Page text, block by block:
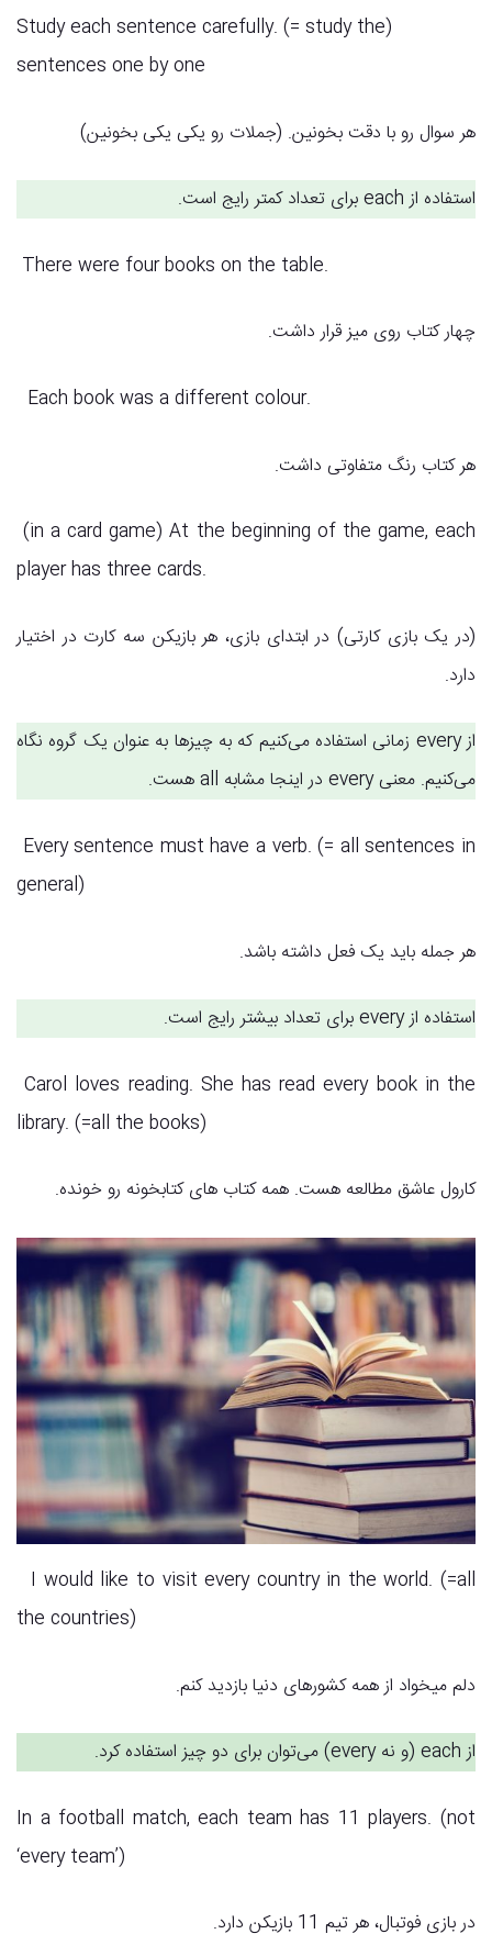
(Study each sentence carefully. (= study the
sentences one by one
هر سوال رو با دقت بخونین. (جملات رو یکی یکی بخونین)
استفاده از each برای تعداد کمتر رایج‌ است.
There were four books on the table.
چهار کتاب روی میز قرار داشت.
Each book was a different colour.
هر کتاب رنگ متفاوتی داشت.
(in a card game) At the beginning of the game, each
player has three cards.
(در یک بازی کارتی) در ابتدای بازی، هر بازیکن سه کارت در اختیار
دارد.
از every زمانی استفاده می‌کنیم که به چیزها به عنوان یک گروه نگاه
می‌کنیم. معنی every در اینجا مشابه all هست.
Every sentence must have a verb. (= all sentences in
general)
هر جمله باید یک فعل داشته باشد.
استفاده از every برای تعداد بیشتر رایج‌ است.
Carol loves reading. She has read every book in the
library. (=all the books)
کارول عاشق مطالعه هست. همه کتاب های کتابخونه رو خونده.
I would like to visit every country in the world. (=all
the countries)
دلم میخواد از همه کشورهای دنیا بازدید کنم.
از each (و نه every) می‌توان برای دو چیز استفاده کرد.
In a football match, each team has 11 players. (not
‘every team’)
در بازی فوتبال، هر تیم 11 بازیکن دارد.